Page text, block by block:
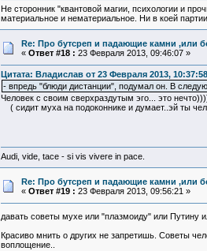
Не сторонник "квантовой магии, психологии и
материальное и нематериальное. Ни в коей
Re: Про бутсреп и падающие камни ,или
« Ответ #18 : 23 Февраля 2013, 09:46:07 »
Цитата: Владислав от 23 Февраля 2013, 10:37:58
- впредь "блюди дистанции", подумал он. В
Человек с своим сверхраздутым эго... это
( сидит муха на подоконнике и думает..эй ты
Audi, vide, tace - si vis vivere in pace.
Re: Про бутсреп и падающие камни ,или
« Ответ #19 : 23 Февраля 2013, 09:56:21 »
давать советы мухе или "плазмоиду" или Путину
Красиво мнить о других не запретишь. Советы
воплощение..